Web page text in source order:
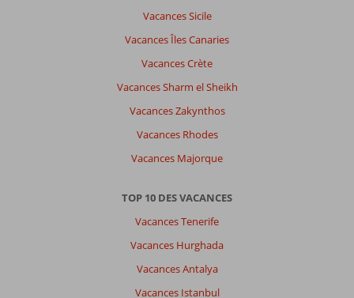
Vacances Sicile
Vacances Îles Canaries
Vacances Crète
Vacances Sharm el Sheikh
Vacances Zakynthos
Vacances Rhodes
Vacances Majorque
TOP 10 DES VACANCES
Vacances Tenerife
Vacances Hurghada
Vacances Antalya
Vacances Istanbul